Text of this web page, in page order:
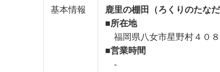
基本情報
鹿里の棚田（ろくりのたな
■所在地
福岡県八女市星野村４０
■営業時間
-